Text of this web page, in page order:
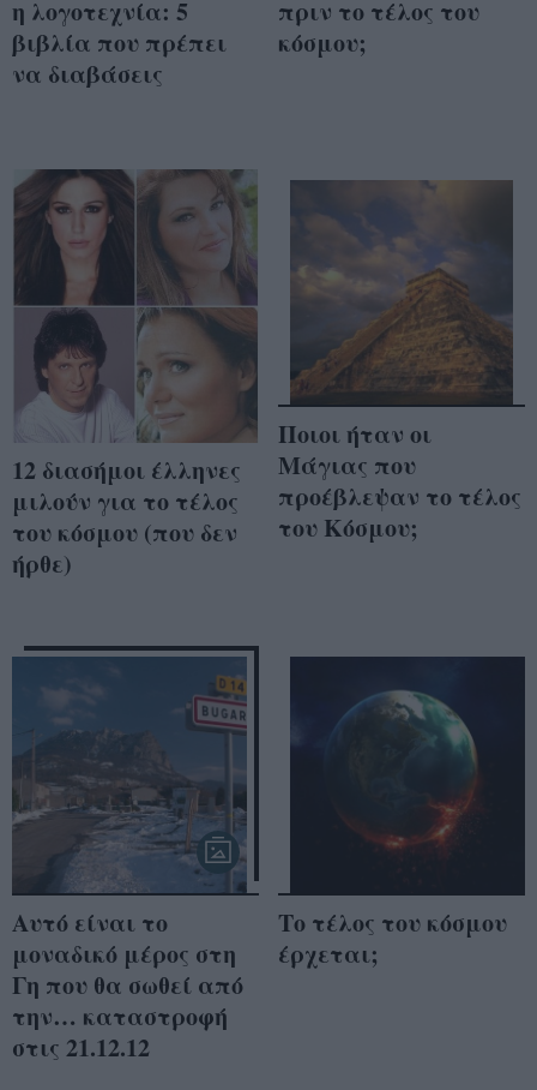
η λογοτεχνία: 5
βιβλία που πρέπει
να διαβάσεις
πριν το τέλος του
κόσμου;
12 διασήμοι έλληνες
μιλούν για το τέλος
του κόσμου (που δεν
ήρθε)
Ποιοι ήταν οι
Μάγιας που
προέβλεψαν το τέλος
του Κόσμου;
Αυτό είναι το
μοναδικό μέρος στη
Γη που θα σωθεί από
την… καταστροφή
στις 21.12.12
Το τέλος του κόσμου
έρχεται;